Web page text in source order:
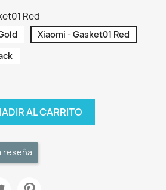
Red
Xiaomi - Gasket01 Red
AL CARRITO
reseña